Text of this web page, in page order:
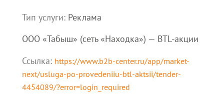
Тип услуги: Реклама
ООО «Табыш» (сеть «Находка») — BTL-акции
Ссылка: https://www.b2b-center.ru/app/market-
next/usluga-po-provedeniiu-btl-aktsii/tender-
4454089/?error=login_required